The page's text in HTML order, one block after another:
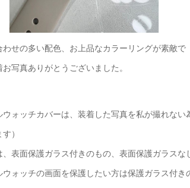
わせの多い配色、お上品なカラーリングが素敵で
写真ありがとうございました。
ウォッチカバーは、装着した写真を私が撮れな
）
、表面保護ガラス付きのもの、表面保護ガラス
ウォッチの画面を保護したい方は保護ガラス付